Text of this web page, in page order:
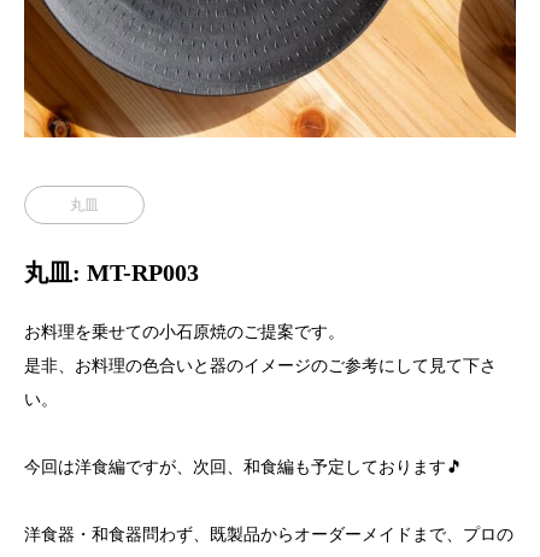
丸皿
丸皿: MT-RP003
お料理を乗せての小石原焼のご提案です。
是非、お料理の色合いと器のイメージのご参考にして見て下さ
い。
今回は洋食編ですが、次回、和食編も予定しております🎵
洋食器・和食器問わず、既製品からオーダーメイドまで、プロの